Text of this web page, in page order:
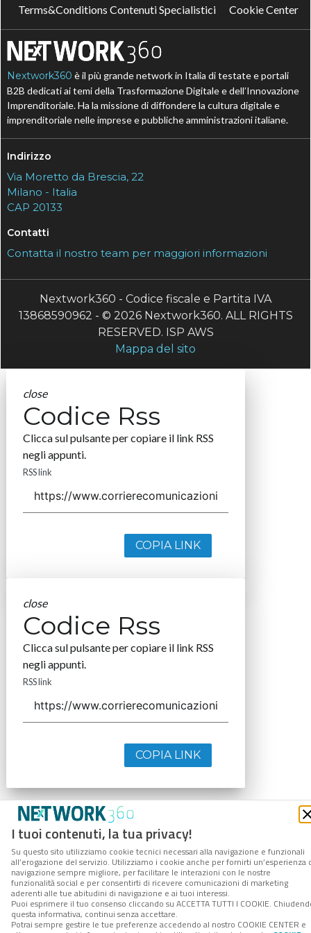
I tuoi contenuti, la tua privacy!
Su questo sito utilizziamo cookie tecnici necessari alla navigazione e funzionali
all’erogazione del servizio. Utilizziamo i cookie anche per fornirti un’esperienza
navigazione sempre migliore, per facilitare le interazioni con le nostre
funzionalità social e per consentirti di ricevere comunicazioni di marketing
aderenti alle tue abitudini di navigazione e ai tuoi interessi.
Puoi esprimere il tuo consenso cliccando su ACCETTA TUTTI I COOKIE.
questa informativa, continui senza accettare.
Potrai sempre gestire le tue preferenze accedendo al nostro COOKIE CENTER e
Terms&Conditions Contenuti Specialistici
Cookie Center
Nextwork360 è il più grande network in Italia di testate e portali
B2B dedicati ai temi della Trasformazione Digitale e dell’Innovazione
Imprenditoriale. Ha la missione di diffondere la cultura digitale e
imprenditoriale nelle imprese e pubbliche amministrazioni italiane.
Indirizzo
Via Moretto da Brescia, 22
Milano - Italia
CAP 20133
Contatti
Contatta il nostro team per maggiori informazioni
Nextwork360 - Codice fiscale e Partita IVA
13868590962 - © 2026 Nextwork360. ALL RIGHTS
RESERVED. ISP AWS
Mappa del sito
close
Codice Rss
Clicca sul pulsante per copiare il link RSS
negli appunti.
RSS link
COPIA LINK
close
Codice Rss
Clicca sul pulsante per copiare il link RSS
negli appunti.
RSS link
COPIA LINK